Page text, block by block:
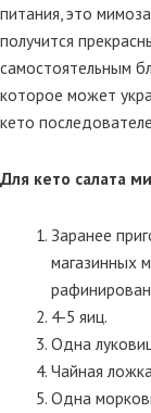
питания, это
получится
самостоятельным
которое может
кето
Для кето салата
Заранее
магазинных
4-5 яиц.
Одна
Чайная
Одна